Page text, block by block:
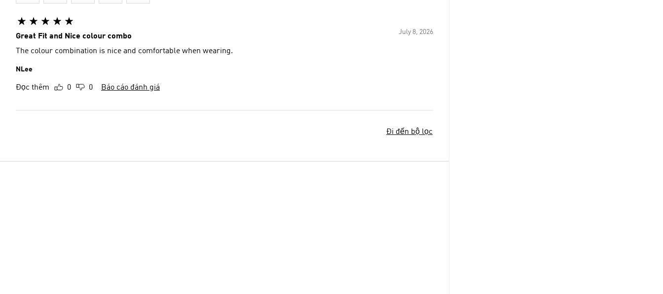
July 8, 2026
Great Fit and Nice colour combo
The colour combination is nice and comfortable when wearing.
NLee
Đọc thêm 0 0 Báo cáo đánh giá
Đi đến bộ lọc